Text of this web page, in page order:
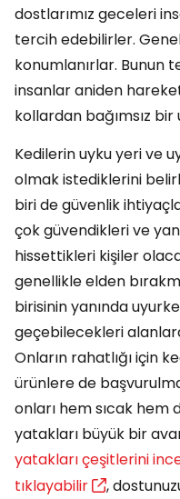
dostlarımız geceleri
tercih edebilirler.
konumlanırlar. Bunun
insanlar aniden
kollardan bağımsız
Kedilerin uyku yeri ve
olmak istediklerini
biri de güvenlik
çok güvendikleri ve
hissettikleri kişiler
genellikle elden
birisinin yanında
geçebilecekleri
Onların rahatlığı için
ürünlere de
onları hem sıcak
yatakları büyük bir
yatakları çeşitlerini
tıklayabilir
,